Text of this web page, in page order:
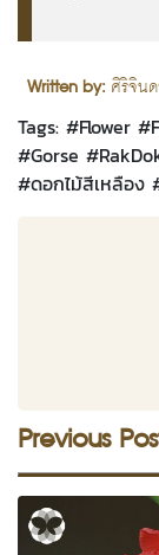
Written by: ศิริจิน
Tags: #Flower #
#Gorse #
#ดอกไม้สีเหลือง
Previous